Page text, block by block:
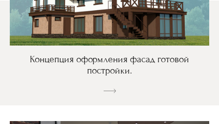
Концепция оформления фасад готовой
постройки.